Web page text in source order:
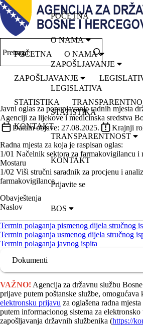
Pretraga
POČETNA O NAMA
ZAPOŠLJAVANJE
STATISTIKA
KONTAKT
Javni oglas za popunjavanje radnih mjesta
Agenciji za lijekove i medicinska sredstva
Datum objave: 27.08.2025. Krajnji
Radna mjesta za koja je raspisan oglas:
1/01 Načelnik sektora za farmakovigilancu i
Mostaru
1/02 Viši stručni saradnik za procjenu i
farmakovigilance
Obavještenja
Naslov
Termin polaganja pismenog dijela stručnog
Termin polaganja usmenog dijela stručnog
Termin polaganja javnog ispita
Dokumenti
VAŽNO! Agencija za državnu službu
prijave putem poštanske službe, omogućava
elektronsku prijavu za oglašena radna
putem informacionog sistema za
zapošljavanja državnih službenika (https://
POČETNA
O NAMA
ZAPOŠLJAVANJE
LEGISLATIVA
STATISTIKA
TRANSPARENTNOST
KONTAKT
Prijavite se
BOS